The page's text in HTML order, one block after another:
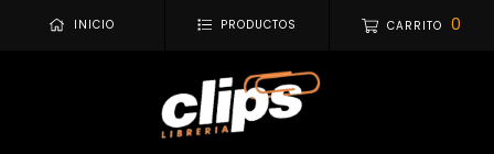
INICIO PRODUCTOS CARRITO 0